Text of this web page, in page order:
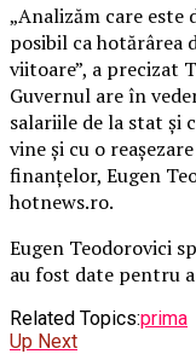
„Analizăm care este
posibil ca hotărârea
viitoare”, a precizat
Guvernul are în
salariile de la stat şi
vine şi cu o
finanţelor, Eugen
hotnews.ro.
Eugen Teodorovici
au fost date pentru
Related Topics:prima
Up Next